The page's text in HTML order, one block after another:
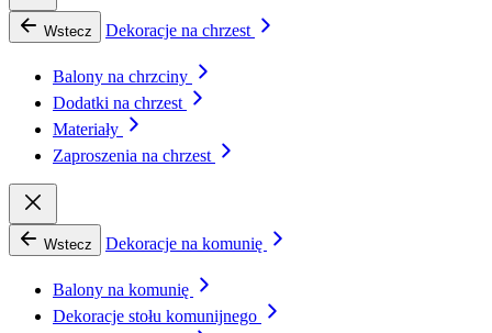
Wstecz Dekoracje na chrzest
Balony na chrzciny
Dodatki na chrzest
Materiały
Zaproszenia na chrzest
Wstecz Dekoracje na komunię
Balony na komunię
Dekoracje stołu komunijnego